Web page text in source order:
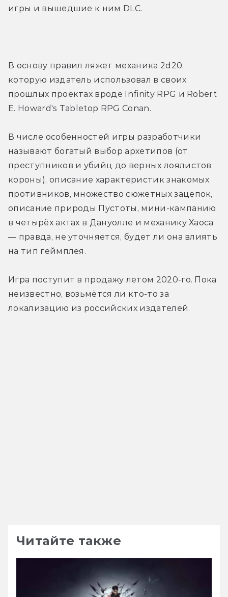
игры и вышедшие к ним DLC.
В основу правил ляжет механика 2d20,
которую издатель использовал в своих
прошлых проектах вроде Infinity RPG и Robert
E. Howard's Tabletop RPG Conan.
В числе особенностей игры разработчики
называют богатый выбор архетипов (от
преступников и убийц до верных лоялистов
короны), описание характеристик знакомых
противников, множество сюжетных зацепок,
описание природы Пустоты, мини-кампанию
в четырёх актах в Дануолле и механику Хаоса
— правда, не уточняется, будет ли она влиять
на тип геймплея.
Игра поступит в продажу летом 2020-го. Пока
неизвестно, возьмётся ли кто-то за
локализацию из российских издателей.
Читайте также